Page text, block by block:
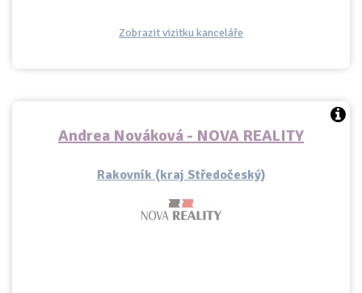
Zobrazit vizitku kanceláře
Andrea Nováková - NOVA REALITY
Rakovník (kraj Středočeský)